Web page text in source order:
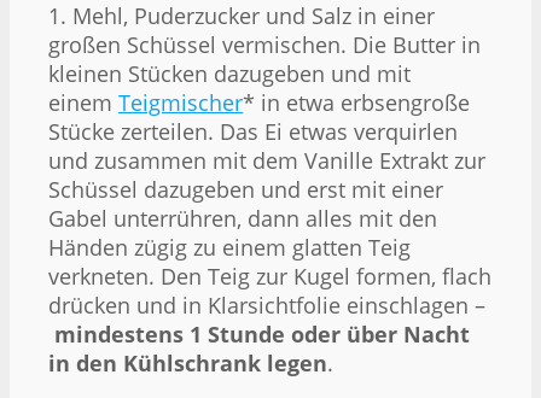
1. Mehl, Puderzucker und Salz in einer
großen Schüssel vermischen. Die Butter in
kleinen Stücken dazugeben und mit
einem Teigmischer* in etwa erbsengroße
Stücke zerteilen. Das Ei etwas verquirlen
und zusammen mit dem Vanille Extrakt zur
Schüssel dazugeben und erst mit einer
Gabel unterrühren, dann alles mit den
Händen zügig zu einem glatten Teig
verkneten. Den Teig zur Kugel formen, flach
drücken und in Klarsichtfolie einschlagen –
mindestens 1 Stunde oder über Nacht
in den Kühlschrank legen.